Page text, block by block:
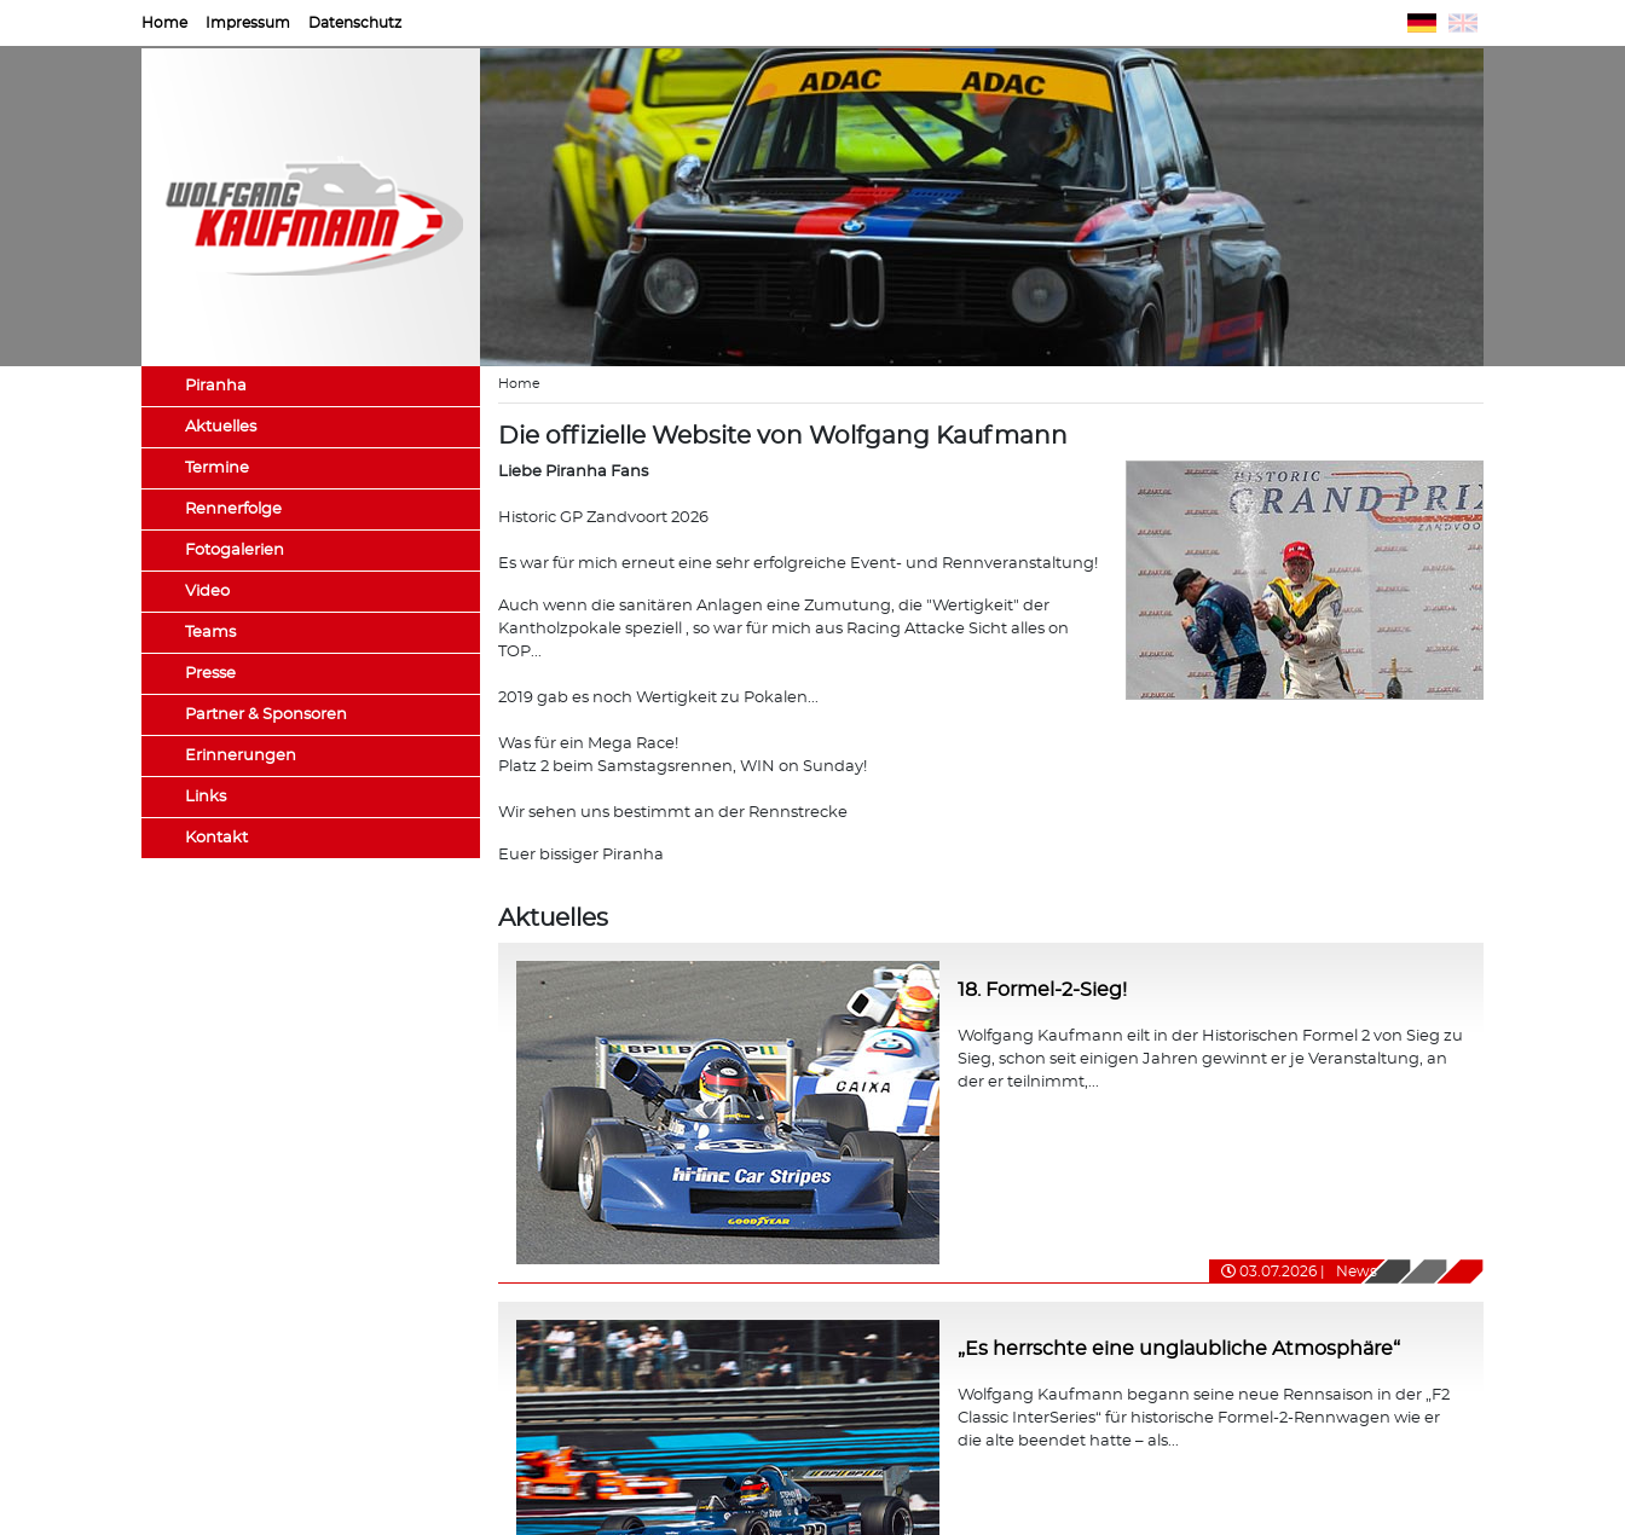
Home Impressum Datenschutz
Piranha
Aktuelles
Termine
Rennerfolge
Fotogalerien
Video
Teams
Presse
Partner & Sponsoren
Erinnerungen
Links
Kontakt
Home
Die offizielle Website von Wolfgang Kaufmann
Liebe Piranha Fans
Historic GP Zandvoort 2026
Es war für mich erneut eine sehr erfolgreiche Event- und Rennveranstaltung!
Auch wenn die sanitären Anlagen eine Zumutung, die "Wertigkeit" der
Kantholzpokale speziell , so war für mich aus Racing Attacke Sicht alles on
TOP...
2019 gab es noch Wertigkeit zu Pokalen...
Was für ein Mega Race!
Platz 2 beim Samstagsrennen, WIN on Sunday!
Wir sehen uns bestimmt an der Rennstrecke
Euer bissiger Piranha
Aktuelles
18. Formel-2-Sieg!
Wolfgang Kaufmann eilt in der Historischen Formel 2 von Sieg zu
Sieg, schon seit einigen Jahren gewinnt er je Veranstaltung, an
der er teilnimmt,...
03.07.2026 News
„Es herrschte eine unglaubliche Atmosphäre“
Wolfgang Kaufmann begann seine neue Rennsaison in der „F2
Classic InterSeries“ für historische Formel-2-Rennwagen wie er
die alte beendet hatte – als...